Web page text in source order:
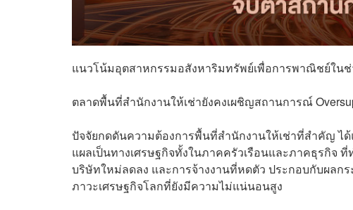
แนวโน้มอุตสาหกรรมอสังหาริมทรัพย์เพื่อการพาณิชย์ในช่
ตลาดพื้นที่สำนักงานให้เช่ายังคงเผชิญสถานการณ์
ปัจจัยกดดันความต้องการพื้นที่สำนักงานให้เช่าที่สำคัญ ได้
แผลเป็นทางเศรษฐกิจทั้งในภาคครัวเรือนและภาคธุรกิจ
บริษัทใหม่ลดลง และการจ้างงานที่หดตัว ประกอบกับผลก
ภาวะเศรษฐกิจโลกที่ยังมีความไม่แน่นอนสูง